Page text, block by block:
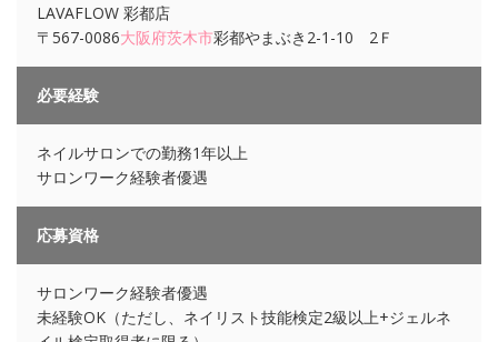
LAVAFLOW 彩都店
〒567-0086大阪府茨木市彩都やまぶき2-1-10 2Ｆ
必要経験
ネイルサロンでの勤務1年以上
サロンワーク経験者優遇
応募資格
サロンワーク経験者優遇
未経験OK（ただし、ネイリスト技能検定2級以上+ジェルネ